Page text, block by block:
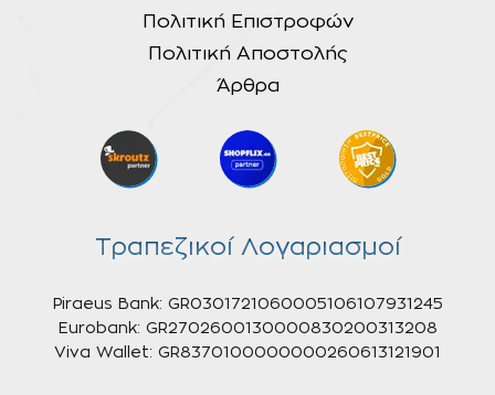
Πολιτική Επιστροφών
Πολιτική Αποστολής
Άρθρα
Τραπεζικοί Λογαριασμοί
Piraeus Bank: GR0301721060005106107931245
Eurobank: GR2702600130000830200313208
Viva Wallet: GR8370100000000260613121901